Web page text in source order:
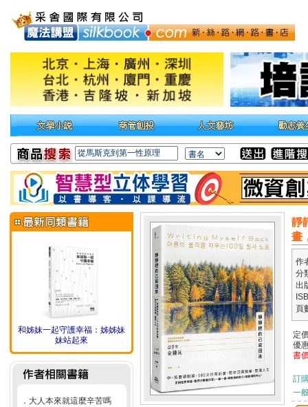
和姊妹一起守護幸福：姊姊妹
妹站起來
． 大人本來就這麼辛苦嗎
靜
畫
作
分
出
頁
定
優
書
訂
一